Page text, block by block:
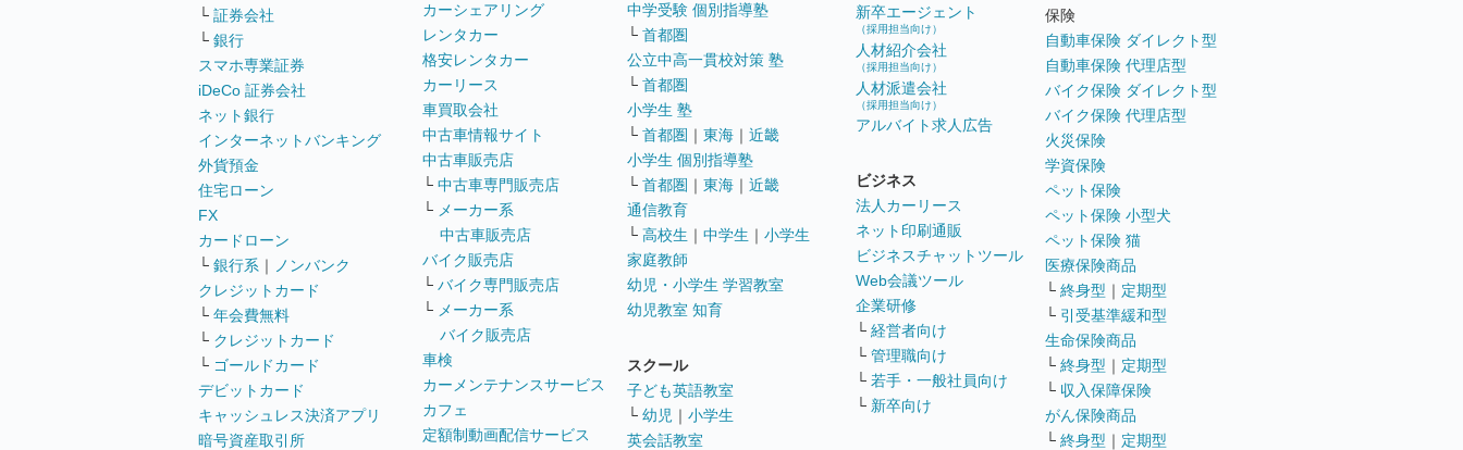
└ 証券会社
└ 銀行
スマホ専業証券
iDeCo 証券会社
ネット銀行
インターネットバンキング
外貨預金
住宅ローン
FX
カードローン
└ 銀行系 ｜
ノンバンク
クレジットカード
└ 年会費無料
└ クレジットカード
└ ゴールドカード
デビットカード
キャッシュレス決済アプリ
暗号資産取引所
カーシェアリング
レンタカー
格安レンタカー
カーリース
車買取会社
中古車情報サイト
中古車販売店
└ 中古車専門販売店
└ メーカー系
中古車販売店
バイク販売店
└ バイク専門販売店
└ メーカー系
バイク販売店
車検
カーメンテナンスサービス
カフェ
定額制動画配信サービス
中学受験 個別指導塾
└ 首都圏
公立中高一貫校対策 塾
└ 首都圏
小学生 塾
└ 首都圏 ｜ 東海 ｜ 近畿
小学生 個別指導塾
└ 首都圏 ｜ 東海 ｜ 近畿
通信教育
└ 高校生 ｜ 中学生 ｜ 小学生
家庭教師
幼児・小学生 学習教室
幼児教室 知育
スクール
子ども英語教室
└ 幼児 ｜ 小学生
英会話教室
新卒エージェント
（採用担当向け）
人材紹介会社
（採用担当向け）
人材派遣会社
（採用担当向け）
アルバイト求人広告
ビジネス
法人カーリース
ネット印刷通販
ビジネスチャットツール
Web会議ツール
企業研修
└ 経営者向け
└ 管理職向け
└ 若手・一般社員向け
└ 新卒向け
保険
自動車保険 ダイレクト型
自動車保険 代理店型
バイク保険 ダイレクト型
バイク保険 代理店型
火災保険
学資保険
ペット保険
ペット保険 小型犬
ペット保険 猫
医療保険商品
└ 終身型 ｜ 定期型
└ 引受基準緩和型
生命保険商品
└ 終身型 ｜ 定期型
└ 収入保障保険
がん保険商品
└ 終身型 ｜ 定期型